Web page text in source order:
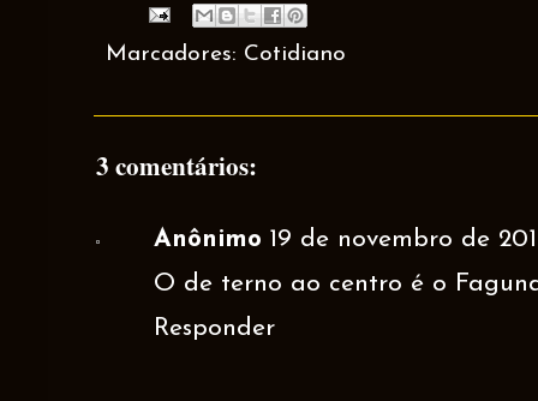
Marcadores: Cotidiano
3 comentários:
Anônimo 19 de novembro de
O de terno ao centro é o
Responder